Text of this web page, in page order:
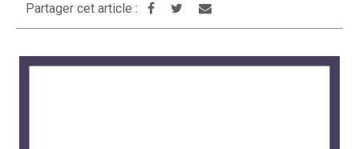
Partager cet article :